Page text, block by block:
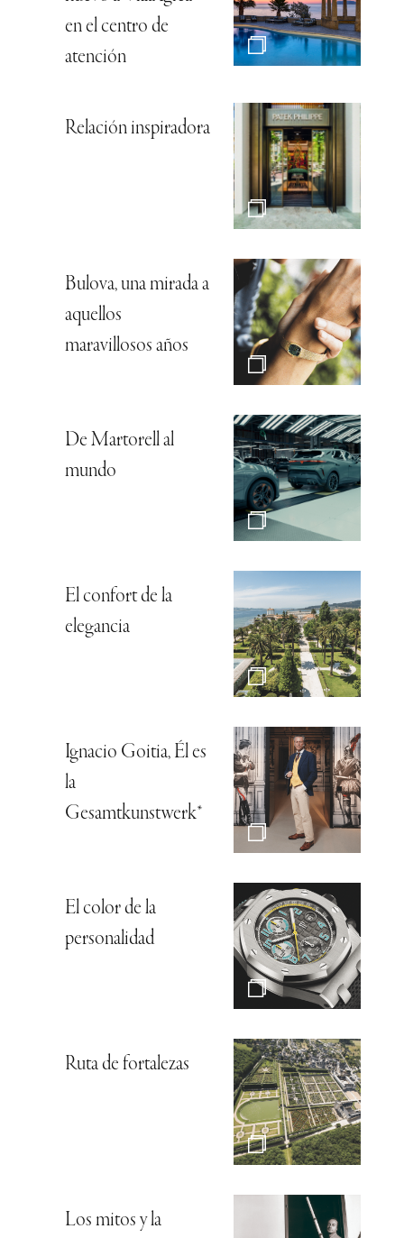
en el centro de
atención
Relación inspiradora
Bulova, una mirada a
aquellos
maravillosos años
De Martorell al
mundo
El confort de la
elegancia
Ignacio Goitia, Él es
la
Gesamtkunstwerk*
El color de la
personalidad
Ruta de fortalezas
Los mitos y la